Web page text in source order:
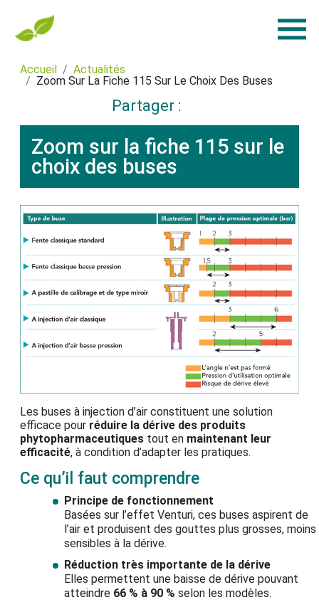
Accueil
Actualités
Zoom Sur La Fiche 115 Sur Le Choix Des Buses
Partager :
Zoom sur la fiche 115 sur le
choix des buses
Les buses à injection d’air constituent une solution
efficace pour réduire la dérive des produits
phytopharmaceutiques tout en maintenant leur
efficacité, à condition d’adapter les pratiques.
Ce qu’il faut comprendre
Principe de fonctionnement
Basées sur l’effet Venturi, ces buses aspirent de
l’air et produisent des gouttes plus grosses, moins
sensibles à la dérive.
Réduction très importante de la dérive
Elles permettent une baisse de dérive pouvant
atteindre 66 % à 90 % selon les modèles.